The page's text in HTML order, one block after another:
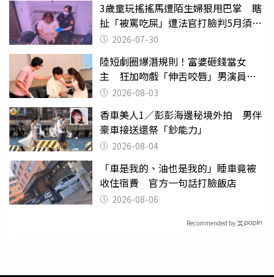
3歲童玩搖搖馬遭陌生婦狠甩巴掌 瞎
扯「被罵吃屎」遭法官打臉判5月須入
監 2026-07-30
陸短劇圈爆潛規則！富婆砸錢當女
主 狂加吻戲「伸舌咬唇」男演員崩
潰 2026-08-03
香車美人1／彭彭海邊秘境外拍 男伴
豪車接送還祭「鈔能力」
2026-08-04
「車是我的、油也是我的」睡車竟被
收住宿費 官方一句話打臉飯店
2026-08-06
Recommended by